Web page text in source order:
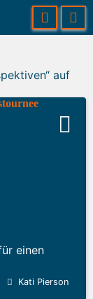
auf
einen
Kati Pierson